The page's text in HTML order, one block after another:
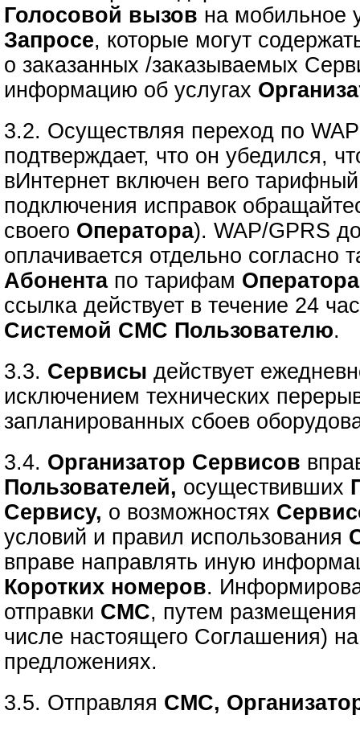
Голосовой вызов на мобильное
Запросе, которые могут
о заказанных /заказываемых
информацию об услугах
3.2. Осуществляя переход по
подтверждает, что он убедился,
вИнтернет включен вего
подключения исправок
своего Оператора). WAP/GPRS
оплачивается отдельно согласно
Абонентапо тарифам Оператора
ссылка действует в течение 24
Системой СМС Пользователю.
3.3. Сервисы действует
исключением технических
запланированных сбоев
3.4. Организатор Сервисов
Пользователей, осуществивших
Сервису, о возможностях
условий и правил использования
вправе направлять иную
Коротких номеров.
отправки СМС, путем
числе настоящего Соглашения)
предложениях.
3.5. Отправляя СМС,